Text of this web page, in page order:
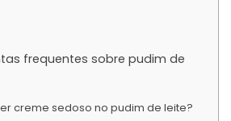
frequentes sobre pudim de
creme sedoso no pudim de leite?